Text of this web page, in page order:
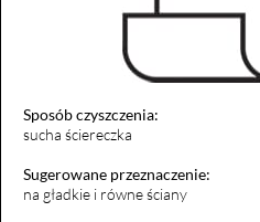
Sposób czyszczenia:
sucha ściereczka
Sugerowane przeznaczenie:
na gładkie i równe ściany